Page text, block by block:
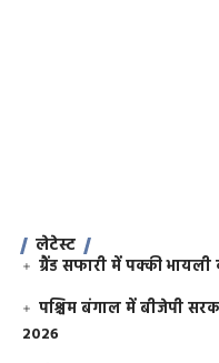
लेटेस्ट
ग्रैंड सफारी में पक्की
पश्चिम बंगाल में बीजेपी
2026